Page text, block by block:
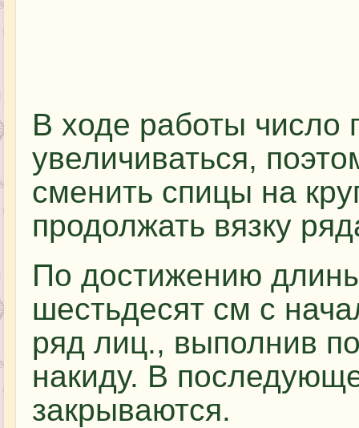
В ходе работы число
увеличиваться,
сменить спицы на
продолжать вязку
По достижению
шестьдесят см с
ряд лиц., выполнив
накиду. В
закрываются.